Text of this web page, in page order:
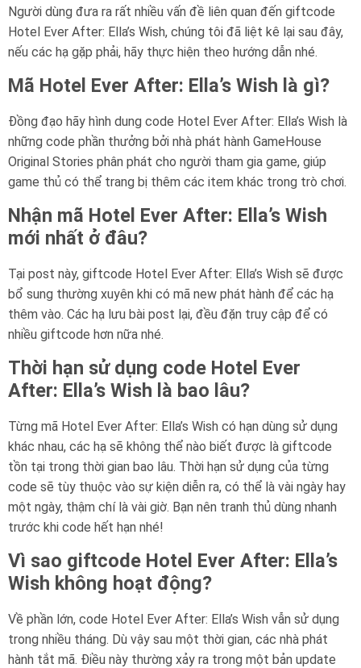
Người dùng đưa ra rất nhiều vấn đề liên quan đến giftcode
Hotel Ever After: Ella’s Wish, chúng tôi đã liệt kê lại sau đây,
nếu các hạ gặp phải, hãy thực hiện theo hướng dẫn nhé.
Mã Hotel Ever After: Ella’s Wish là gì?
Đồng đạo hãy hình dung code Hotel Ever After: Ella’s Wish là
những code phần thưởng bởi nhà phát hành GameHouse
Original Stories phân phát cho người tham gia game, giúp
game thủ có thể trang bị thêm các item khác trong trò chơi.
Nhận mã Hotel Ever After: Ella’s Wish
mới nhất ở đâu?
Tại post này, giftcode Hotel Ever After: Ella’s Wish sẽ được
bổ sung thường xuyên khi có mã new phát hành để các hạ
thêm vào. Các hạ lưu bài post lại, đều đặn truy cập để có
nhiều giftcode hơn nữa nhé.
Thời hạn sử dụng code Hotel Ever
After: Ella’s Wish là bao lâu?
Từng mã Hotel Ever After: Ella’s Wish có hạn dùng sử dụng
khác nhau, các hạ sẽ không thể nào biết được là giftcode
tồn tại trong thời gian bao lâu. Thời hạn sử dụng của từng
code sẽ tùy thuộc vào sự kiện diễn ra, có thể là vài ngày hay
một ngày, thậm chí là vài giờ. Bạn nên tranh thủ dùng nhanh
trước khi code hết hạn nhé!
Vì sao giftcode Hotel Ever After: Ella’s
Wish không hoạt động?
Về phần lớn, code Hotel Ever After: Ella’s Wish vẫn sử dụng
trong nhiều tháng. Dù vậy sau một thời gian, các nhà phát
hành tắt mã. Điều này thường xảy ra trong một bản update